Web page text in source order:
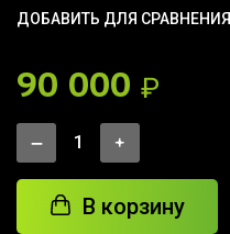
ДОБАВИТЬ ДЛЯ СРАВНЕНИЯ
90 000 ₽
В корзину